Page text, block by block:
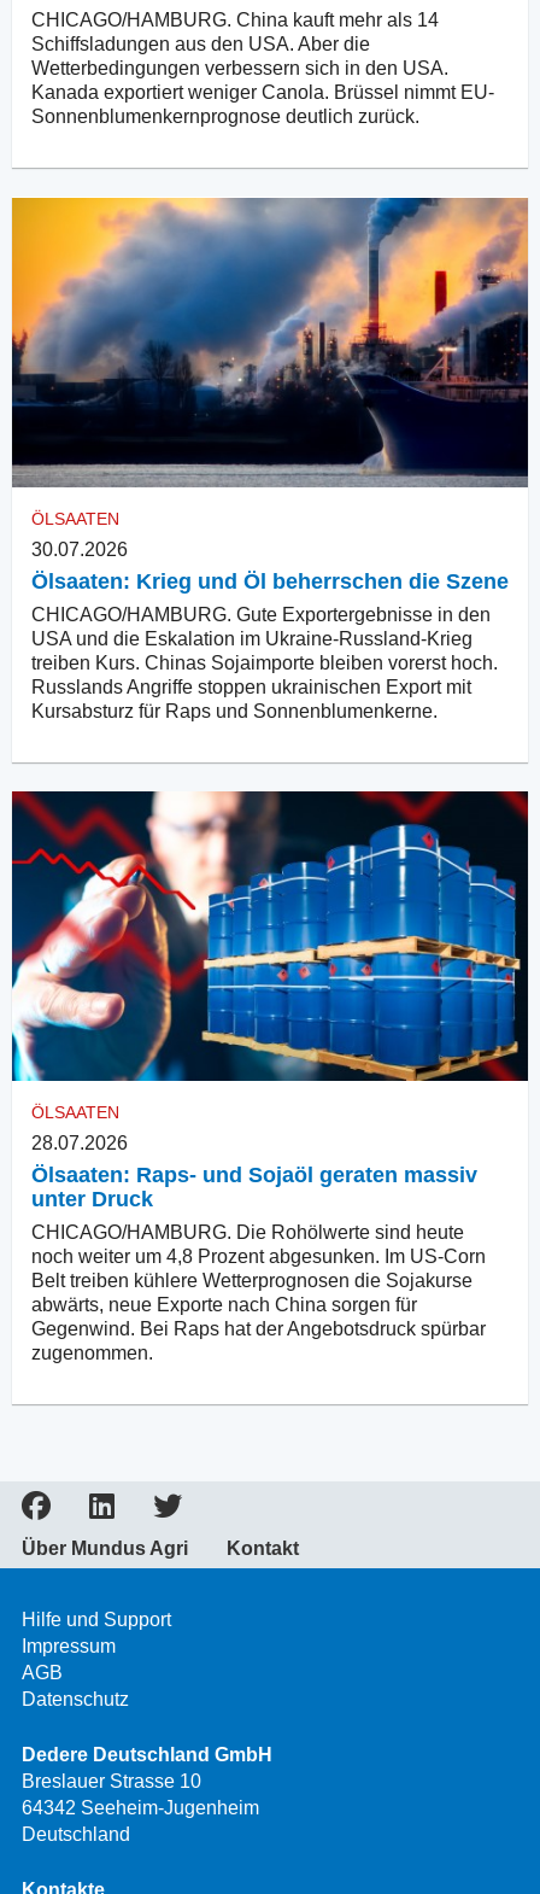
CHICAGO/HAMBURG. China kauft mehr als 14
Schiffsladungen aus den USA. Aber die
Wetterbedingungen verbessern sich in den USA.
Kanada exportiert weniger Canola. Brüssel nimmt EU-
Sonnenblumenkernprognose deutlich zurück.
ÖLSAATEN
30.07.2026
Ölsaaten: Krieg und Öl beherrschen die Szene
CHICAGO/HAMBURG. Gute Exportergebnisse in den
USA und die Eskalation im Ukraine-Russland-Krieg
treiben Kurs. Chinas Sojaimporte bleiben vorerst hoch.
Russlands Angriffe stoppen ukrainischen Export mit
Kursabsturz für Raps und Sonnenblumenkerne.
ÖLSAATEN
28.07.2026
Ölsaaten: Raps- und Sojaöl geraten massiv
unter Druck
CHICAGO/HAMBURG. Die Rohölwerte sind heute
noch weiter um 4,8 Prozent abgesunken. Im US-Corn
Belt treiben kühlere Wetterprognosen die Sojakurse
abwärts, neue Exporte nach China sorgen für
Gegenwind. Bei Raps hat der Angebotsdruck spürbar
zugenommen.
Über Mundus Agri Kontakt
Hilfe und Support
Impressum
AGB
Datenschutz
Dedere Deutschland GmbH
Breslauer Strasse 10
64342 Seeheim-Jugenheim
Deutschland